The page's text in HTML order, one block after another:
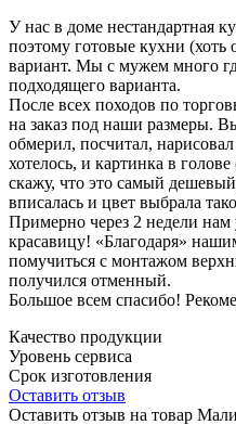
У нас в доме нестандартная
поэтому готовые кухни
вариант. Мы с мужем много
подходящего варианта.
После всех походов по
на заказ под наши размеры.
обмерил, посчитал,
хотелось, и картинка в
скажу, что это самый
вписалась и цвет выбрала
Примерно через 2 недели
красавицу! «Благодаря»
помучиться с монтажом
получился отменный.
Большое всем спасибо!
Качество продукции
Уровень сервиса
Срок изготовления
Оставить отзыв
Оставить отзыв на товар